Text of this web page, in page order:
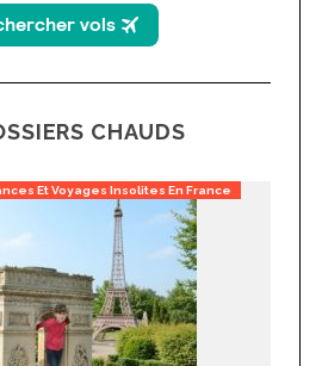
CHAUDS
Et Voyages Insolites En France